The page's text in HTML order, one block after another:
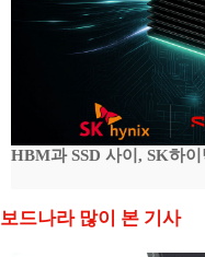
HBM과 SSD 사이, SK하
보드나라 많이 본 기사